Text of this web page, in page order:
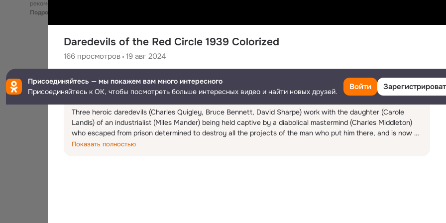
Daredevils of the Red Circle 1939 Colorized
166 просмотров 19 авг 2024
377 подписчиков
Поделиться Ещё
Three heroic daredevils (Charles Quigley, Bruce Bennett, David Sharpe) work with the daughter (Carole
Landis) of an industrialist (Miles Mander) being held captive by a diabolical mastermind (Charles Middleton)
who escaped from prison determined to destroy all the projects of the man who put him there, and is now
using a disguise to impersonate the man.
Показать полностью
рекомендательные технологии
Подробнее
Присоединяйтесь — мы покажем вам много интересного
Присоединяйтесь к ОК, чтобы посмотреть больше интересных видео и найти новых друзей.
Войти